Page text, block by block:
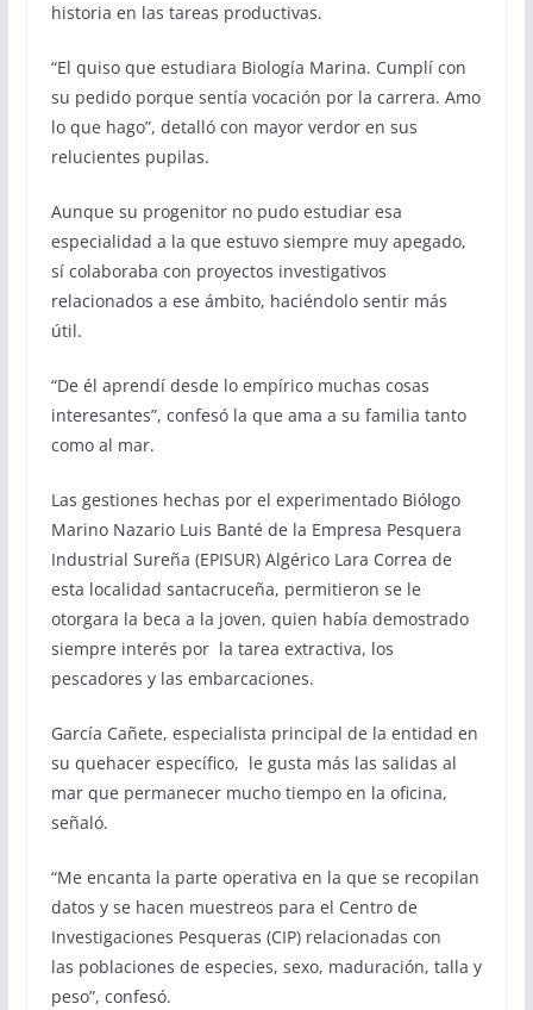
historia en las tareas productivas.
“El quiso que estudiara Biología Marina. Cumplí con
su pedido porque sentía vocación por la carrera. Amo
lo que hago”, detalló con mayor verdor en sus
relucientes pupilas.
Aunque su progenitor no pudo estudiar esa
especialidad a la que estuvo siempre muy apegado,
sí colaboraba con proyectos investigativos
relacionados a ese ámbito, haciéndolo sentir más
útil.
“De él aprendí desde lo empírico muchas cosas
interesantes”, confesó la que ama a su familia tanto
como al mar.
Las gestiones hechas por el experimentado Biólogo
Marino Nazario Luis Banté de la Empresa Pesquera
Industrial Sureña (EPISUR) Algérico Lara Correa de
esta localidad santacruceña, permitieron se le
otorgara la beca a la joven, quien había demostrado
siempre interés por la tarea extractiva, los
pescadores y las embarcaciones.
García Cañete, especialista principal de la entidad en
su quehacer específico, le gusta más las salidas al
mar que permanecer mucho tiempo en la oficina,
señaló.
“Me encanta la parte operativa en la que se recopilan
datos y se hacen muestreos para el Centro de
Investigaciones Pesqueras (CIP) relacionadas con
las poblaciones de especies, sexo, maduración, talla y
peso”, confesó.